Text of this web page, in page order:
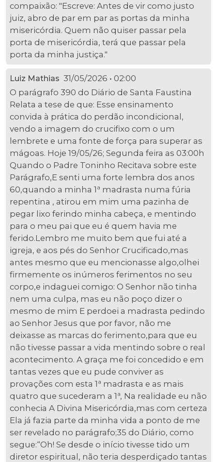
compaixão: "Escreve: Antes de vir como justo
juiz, abro de par em par as portas da minha
misericórdia. Quem não quiser passar pela
porta de misericórdia, terá que passar pela
porta da minha justiça."
Luiz Mathias 31/05/2026 • 02:00
O parágrafo 390 do Diário de Santa Faustina
Relata a tese de que: Esse ensinamento
convida à prática do perdão incondicional,
vendo a imagem do crucifixo com o um
lembrete e uma fonte de força para superar as
mágoas. Hoje 19/05/26; Segunda feira as 03:00h
Quando o Padre Toninho Recitava sobre este
Parágrafo,E senti uma forte lembra dos anos
60,quando a minha 1ª madrasta numa fúria
repentina , atirou em mim uma pazinha de
pegar lixo ferindo minha cabeça, e mentindo
para o meu pai que eu é quem havia me
ferido.Lembro me muito bem que fui até a
igreja, e aos pés do Senhor Crucificado,mas
antes mesmo que eu mencionasse algo,olhei
firmemente os inúmeros ferimentos no seu
corpo,e indaguei comigo: O Senhor não tinha
nem uma culpa, mas eu não poço dizer o
mesmo de mim E perdoei a madrasta pedindo
ao Senhor Jesus que por favor, não me
deixasse as marcas do ferimento,para que eu
não tivesse passar a vida mentindo sobre o real
acontecimento. A graça me foi concedido e em
tantas vezes que eu pude conviver as
provações com esta 1ª madrasta e as mais
quatro que sucederam a 1ª, Na realidade eu não
conhecia A Divina Misericórdia,mas com certeza
Ela já fazia parte da minha vida a ponto de me
ser revelado no parágrafo;35 do Diário, como
segue:“Oh! Se desde o início tivesse tido um
diretor espiritual, não teria desperdiçado tantas